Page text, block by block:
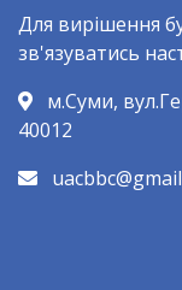
Для вирішення
зв'язуватись
м.Суми,
40012